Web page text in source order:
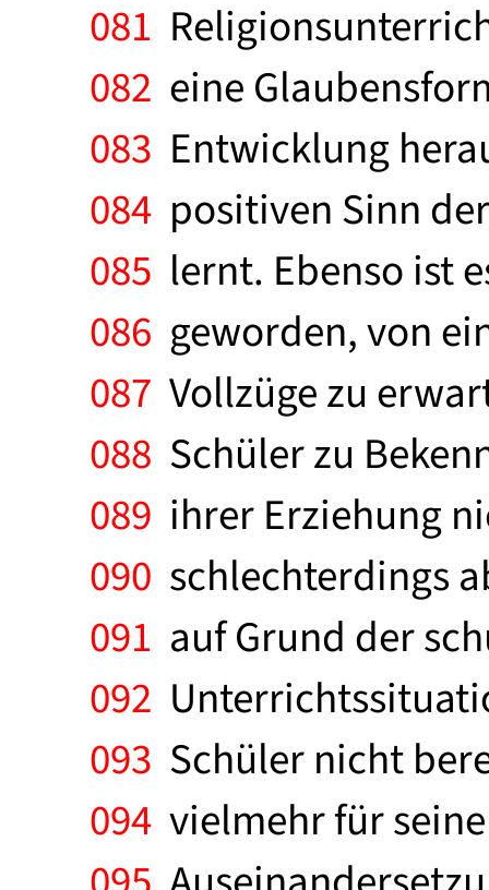
081
082 eine
083 Entwicklung
084 positiven Sinn
085 lernt. Ebenso ist
086 geworden, von
087 Vollzüge zu
088 Schüler zu
089 ihrer Erziehung
090 schlechterdings
091 auf Grund der
092
093 Schüler nicht
094 vielmehr für